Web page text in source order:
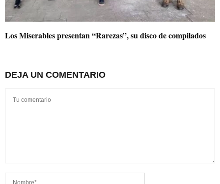
Los Miserables presentan “Rarezas”, su disco de compilados
DEJA UN COMENTARIO